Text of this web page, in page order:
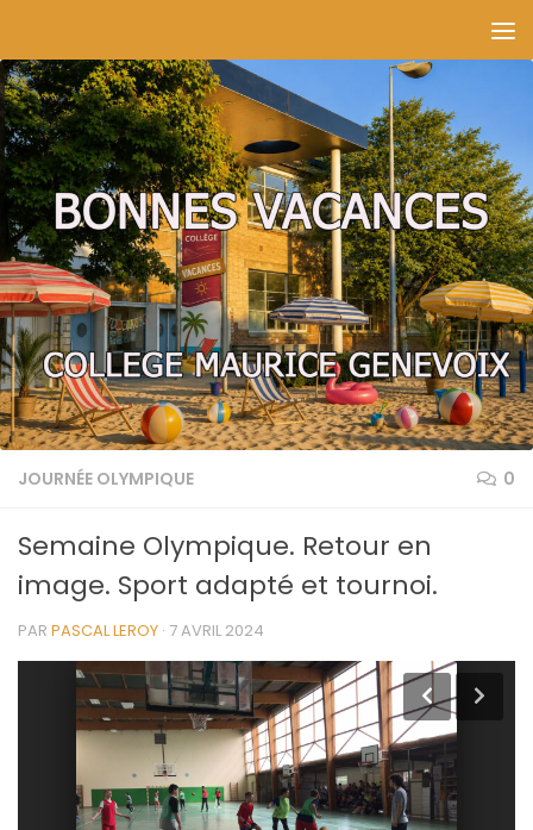
JOURNÉE OLYMPIQUE 0
Semaine Olympique. Retour en
image. Sport adapté et tournoi.
PAR PASCAL LEROY · 7 AVRIL 2024